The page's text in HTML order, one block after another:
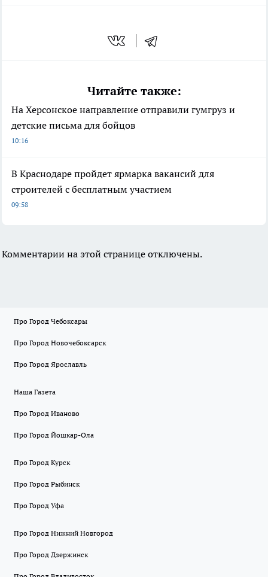
Читайте также:
На Херсонское направление отправили гумгруз и
детские письма для бойцов
10:16
В Краснодаре пройдет ярмарка вакансий для
строителей с бесплатным участием
09:58
Комментарии на этой странице отключены.
Про Город Чебоксары
Про Город Новочебоксарск
Про Город Ярославль
Наша Газета
Про Город Иваново
Про Город Йошкар-Ола
Про Город Курск
Про Город Рыбинск
Про Город Уфа
Про Город Нижний Новгород
Про Город Дзержинск